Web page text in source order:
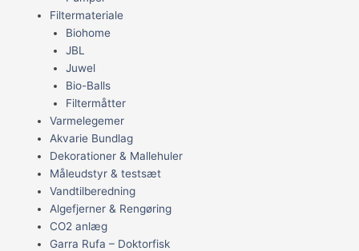
Filtermateriale
Biohome
JBL
Juwel
Bio-Balls
Filtermåtter
Varmelegemer
Akvarie Bundlag
Dekorationer & Mallehuler
Måleudstyr & testsæt
Vandtilberedning
Algefjerner & Rengøring
CO2 anlæg
Garra Rufa – Doktorfisk